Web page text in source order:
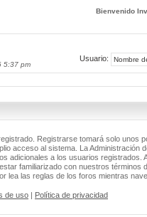
Bienvenido
5:37 pm
Usuario:
Registrarse tomará solo unos
acceso al sistema. La Administración
adicionales a los usuarios registrados.
familiarizado con nuestros términos
lea las reglas de los foros mientras
de uso | Política de privacidad